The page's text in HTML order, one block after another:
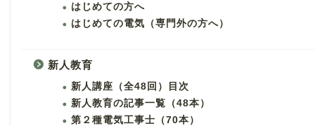
はじめての方へ
はじめての電気（専門外の方へ）
新人教育
新人講座（全48回）目次
新人教育の記事一覧（48本）
第２種電気工事士（70本）